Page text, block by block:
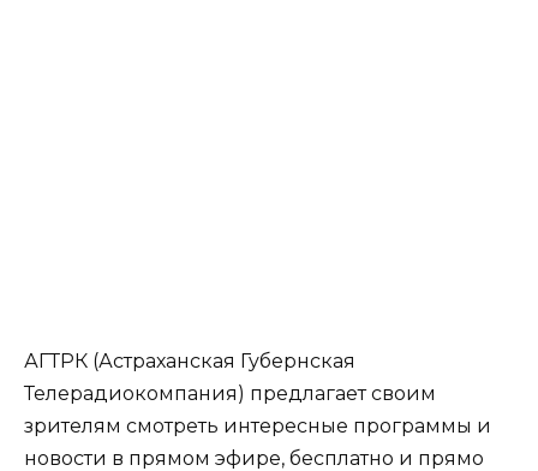
АГТРК (Астраханская Губернская
Телерадиокомпания) предлагает своим
зрителям смотреть интересные программы и
новости в прямом эфире, бесплатно и прямо